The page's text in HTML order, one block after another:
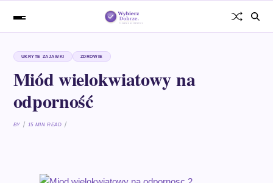
UKRYTE ZAJAWKI ZDROWIE
Miód wielokwiatowy na
odporność
BY 15 MIN READ